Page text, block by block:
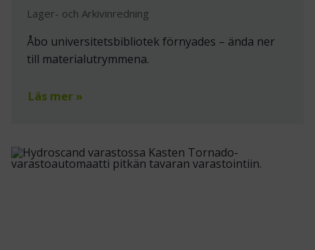
Lager- och Arkivinredning
Åbo universitetsbibliotek förnyades – ända ner
till materialutrymmena.
Läs mer »